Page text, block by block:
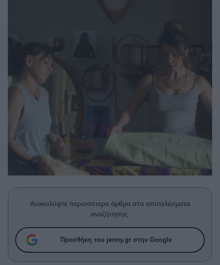
Woman Power
Parenting
Real Women
Πρόσωπα
Συνεντεύξεις
Ask the Guru
Success Stories
Ανακαλύψτε περισσότερα άρθρα στα αποτελέσματα
αναζήτησης.
Προσθήκη του jenny.gr στην Google